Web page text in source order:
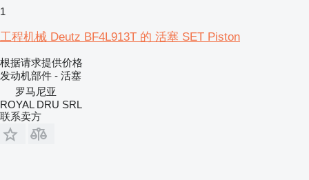
1
工程机械 Deutz BF4L913T 的 活塞 SET Piston
根据请求提供价格
发动机部件 - 活塞
罗马尼亚
ROYAL DRU SRL
联系卖方